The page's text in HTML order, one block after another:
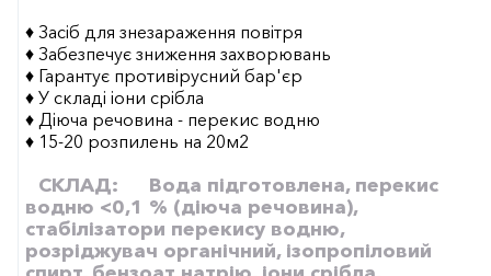
♦ Засіб для знезараження повітря
♦ Забезпечує зниження захворювань
♦ Гарантує противірусний бар'єр
♦ У складі іони срібла
♦ Діюча речовина - перекис водню
♦ 15-20 розпилень на 20м2
СКЛАД:
Вода підготовлена, перекис
водню <0,1 % (діюча речовина),
стабілізатори перекису водню,
розріджувач органічний, ізопропіловий